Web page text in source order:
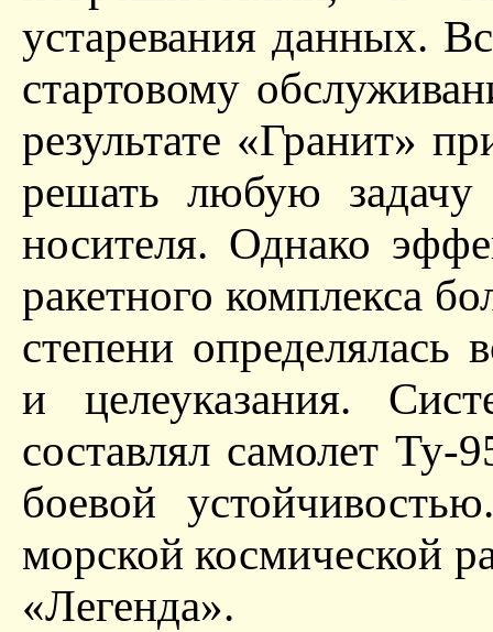
устаревания данных.
стартовому
результате «Гранит»
решать любую задачу
носителя. Однако
ракетного комплекса
степени определялась
и целеуказания.
составлял самолет Ту-
боевой
морской космической
«Легенда».